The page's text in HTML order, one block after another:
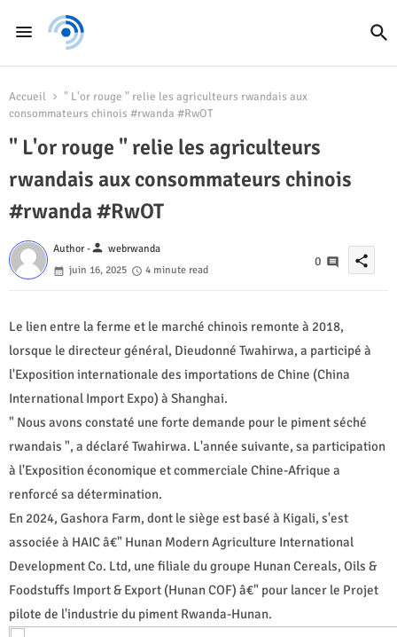
Accueil
" L'or rouge " relie les agriculteurs rwandais aux
consommateurs chinois #rwanda #RwOT
" L'or rouge " relie les agriculteurs
rwandais aux consommateurs chinois
#rwanda #RwOT
Author -person webrwanda
juin 16, 2025
4 minute read
0 share
Le lien entre la ferme et le marché chinois remonte à 2018,
lorsque le directeur général, Dieudonné Twahirwa, a participé à
l'Exposition internationale des importations de Chine (China
International Import Expo) à Shanghai.
" Nous avons constaté une forte demande pour le piment séché
rwandais ", a déclaré Twahirwa. L'année suivante, sa participation
à l'Exposition économique et commerciale Chine-Afrique a
renforcé sa détermination.
En 2024, Gashora Farm, dont le siège est basé à Kigali, s'est
associée à HAIC â€" Hunan Modern Agriculture International
Development Co. Ltd, une filiale du groupe Hunan Cereals, Oils &
Foodstuffs Import & Export (Hunan COF) â€" pour lancer le Projet
pilote de l'industrie du piment Rwanda-Hunan.